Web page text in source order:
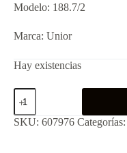
Modelo: 188.7/2
Marca: Unior
Hay existencias
SKU: 607976 Categorías: